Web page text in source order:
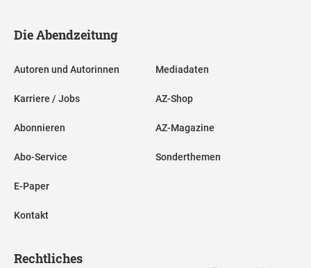
Die Abendzeitung
Autoren und Autorinnen
Karriere / Jobs
Abonnieren
Abo-Service
E-Paper
Kontakt
Mediadaten
AZ-Shop
AZ-Magazine
Sonderthemen
Rechtliches